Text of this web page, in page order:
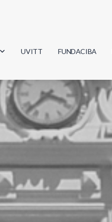
UVITT FUNDACIBA